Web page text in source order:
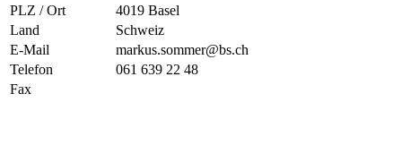
PLZ / Ort
4019 Basel
Land
Schweiz
E-Mail
markus.sommer@bs.ch
Telefon
061 639 22 48
Fax